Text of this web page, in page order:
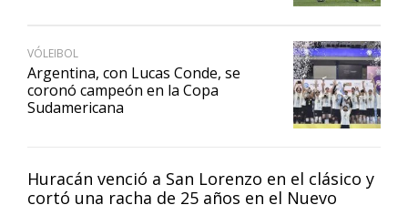
Huracán venció a San Lorenzo en el clásico y
cortó una racha de 25 años en el Nuevo
VÓLEIBOL
Argentina, con Lucas Conde, se
coronó campeón en la Copa
Sudamericana